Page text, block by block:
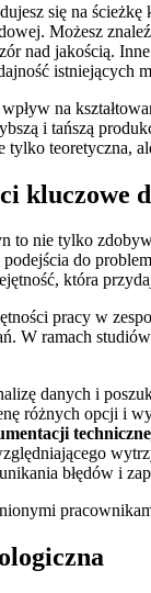
się na
Możesz
nad jakością.
istniejących
na
i tańszą
tylko teoretyczna,
kluczowe
to nie tylko
do
która
pracy w
W ramach
danych i
różnych opcji i
błędów i